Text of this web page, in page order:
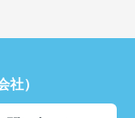
社）